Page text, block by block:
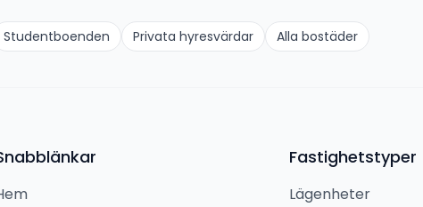
Studentboenden Privata hyresvärdar Alla bostäder
Fastighetstyper
Lägenheter